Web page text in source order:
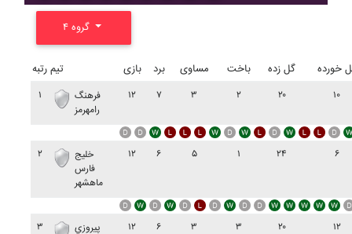
رتبه تیم بازی برد مساوی باخت گل زده خورده
۱
فرهنگ
رامهرمز
۱۲ ۷ ۳ ۲ ۲۰ ۱۰
۲
خليج
فارس
ماهشهر
۱۲ ۶ ۵ ۱ ۲۴ ۶
۳
پيروزي
۱۲ ۶ ۳ ۳ ۲۰ ۱۲